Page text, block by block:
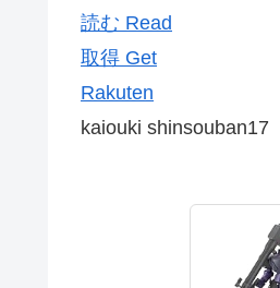
読む Read
取得 Get
Rakuten
kaiouki shinsouban17